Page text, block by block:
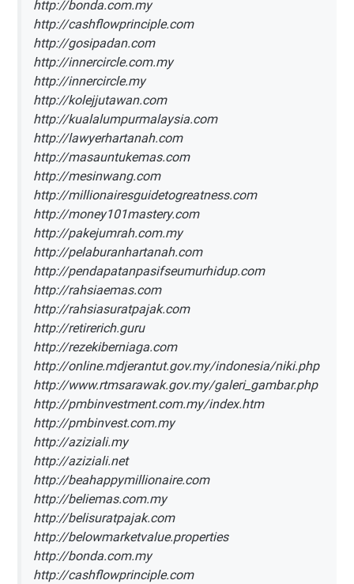
http://bonda.com.my
http://cashflowprinciple.com
http://gosipadan.com
http://innercircle.com.my
http://innercircle.my
http://kolejjutawan.com
http://kualalumpurmalaysia.com
http://lawyerhartanah.com
http://masauntukemas.com
http://mesinwang.com
http://millionairesguidetogreatness.com
http://money101mastery.com
http://pakejumrah.com.my
http://pelaburanhartanah.com
http://pendapatanpasifseumurhidup.com
http://rahsiaemas.com
http://rahsiasuratpajak.com
http://retirerich.guru
http://rezekiberniaga.com
http://online.mdjerantut.gov.my/indonesia/niki.php
http://www.rtmsarawak.gov.my/galeri_gambar.php
http://pmbinvestment.com.my/index.htm
http://pmbinvest.com.my
http://aziziali.my
http://aziziali.net
http://beahappymillionaire.com
http://beliemas.com.my
http://belisuratpajak.com
http://belowmarketvalue.properties
http://bonda.com.my
http://cashflowprinciple.com